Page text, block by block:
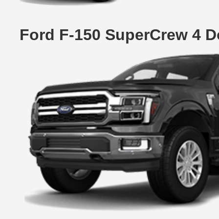
Ford F-150 SuperCrew 4